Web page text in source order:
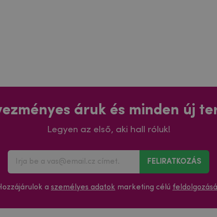
áruk és minden új
Legyen az első, aki hall róluk!
FELIRATKOZÁS
a személyes adatok marketing célú